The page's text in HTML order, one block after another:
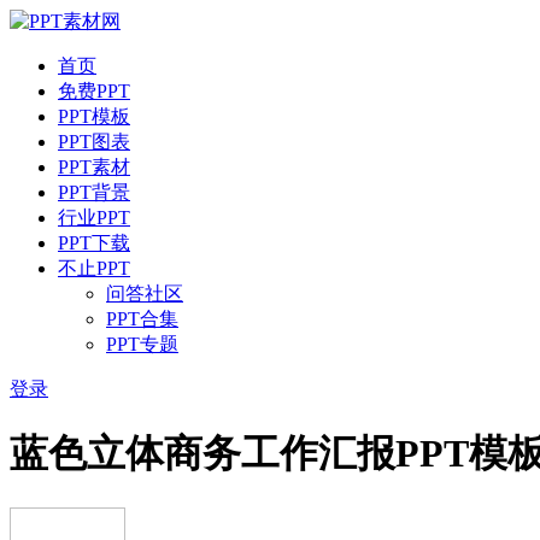
首页
免费PPT
PPT模板
PPT图表
PPT素材
PPT背景
行业PPT
PPT下载
不止PPT
问答社区
PPT合集
PPT专题
登录
蓝色立体商务工作汇报PPT模